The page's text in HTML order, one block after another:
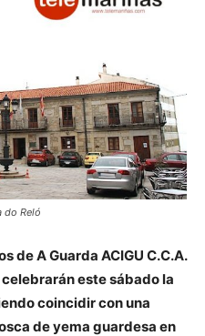
do Reló
de A Guarda ACIGU C.C.A.
este sábado la
coincidir con una
de yema guardesa en